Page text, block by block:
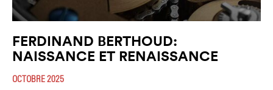
FERDINAND BERTHOUD:
NAISSANCE ET RENAISSANCE
OCTOBRE 2025